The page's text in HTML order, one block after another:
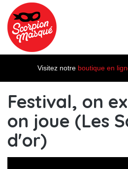
Aller au contenu principal
Visitez notre boutique en
Festival, on
on joue (Les
d'or)